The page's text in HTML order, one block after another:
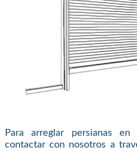
Para arreglar persianas en
contactar con nosotros a